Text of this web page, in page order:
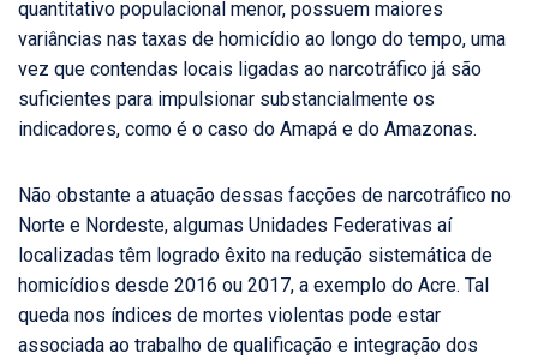
quantitativo populacional menor, possuem maiores
variâncias nas taxas de homicídio ao longo do tempo, uma
vez que contendas locais ligadas ao narcotráfico já são
suficientes para impulsionar substancialmente os
indicadores, como é o caso do Amapá e do Amazonas.
Não obstante a atuação dessas facções de narcotráfico no
Norte e Nordeste, algumas Unidades Federativas aí
localizadas têm logrado êxito na redução sistemática de
homicídios desde 2016 ou 2017, a exemplo do Acre. Tal
queda nos índices de mortes violentas pode estar
associada ao trabalho de qualificação e integração dos